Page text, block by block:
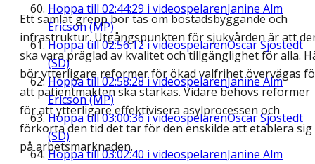
Hoppa till 02:44:29 i videospelarenJanine Alm
Ericson (MP)
Hoppa till02:56:12i videospelarenOscar Sjöstedt
(SD)
Hoppa till02:58:28i videospelarenJanine Alm
Ericson (MP)
Hoppa till03:00:36i videospelarenOscar Sjöstedt
(SD)
Hoppa till03:02:40 i videospelarenJanine Alm
Ett samlat grepp bör tas om bostadsbyggande och
infrastruktur. Utgångspunkten för sjukvården är att
ska vara präglad av kvalitet och tillgänglighet för alla.
bör ytterligare reformer för ökad valfrihet övervägas
att patientmakten ska stärkas. Vidare behövs reformer
för att ytterligare effektivisera asylprocessen och
förkorta den tid det tar för den enskilde att etablera sig
på arbetsmarknaden.